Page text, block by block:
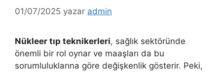
01/07/2025 yazar admin
Nükleer tıp teknikerleri, sağlık sektöründe
önemli bir rol oynar ve maaşları da bu
sorumluluklarına göre değişkenlik gösterir. Peki,